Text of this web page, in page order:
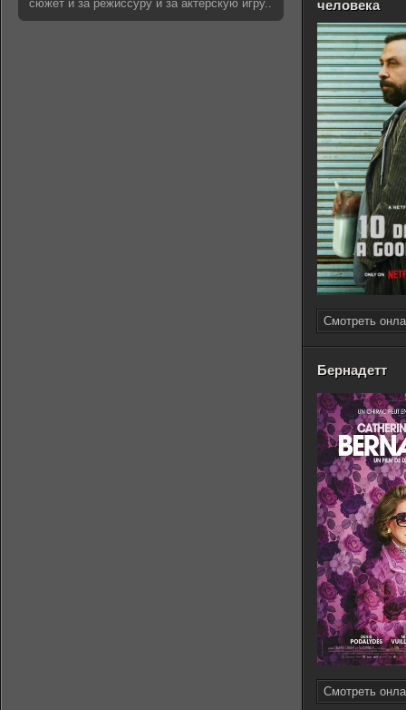
человека
Смотреть
Бернадетт
Смотреть
сюжет и за режиссуру и за актерскую игру..